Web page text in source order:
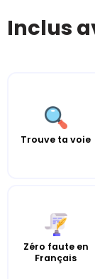
Inclus
Trouve ta voie
Zéro faute en
Français